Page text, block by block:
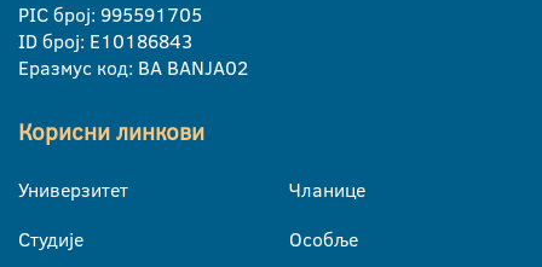
PIC број: 995591705
ID број: E10186843
Еразмус код: BA BANJA02
Корисни линкови
Универзитет
Студије
Чланице
Особље